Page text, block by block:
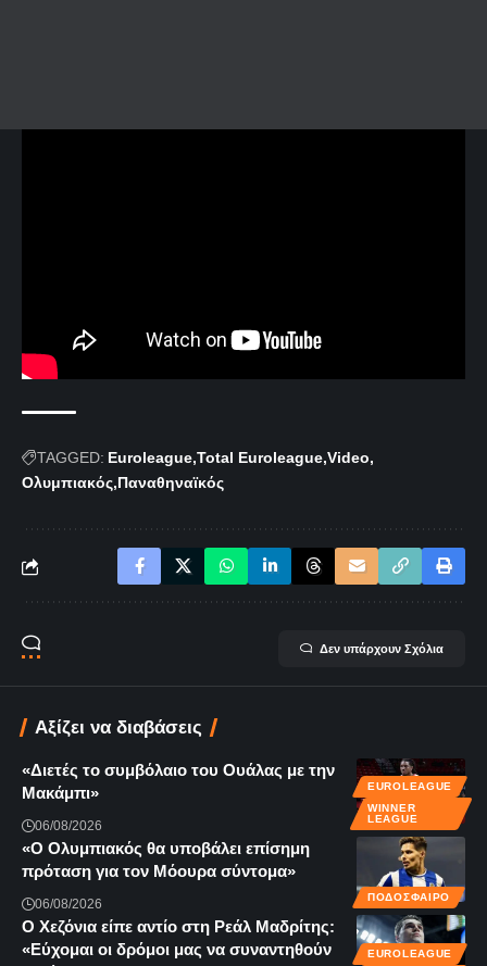
TAGGED: Euroleague Total Euroleague Video
Ολυμπιακός Παναθηναϊκός
Δεν υπάρχουν Σχόλια
Αξίζει να διαβάσεις
EUROLEAGUE
WINNER
LEAGUE
«Διετές το συμβόλαιο του Ουάλας με την
Μακάμπι»
06/08/2026
ΠΟΔΟΣΦΑΙΡΟ
«Ο Ολυμπιακός θα υποβάλει επίσημη
πρόταση για τον Μόουρα σύντομα»
06/08/2026
EUROLEAGUE
Ο Χεζόνια είπε αντίο στη Ρεάλ Μαδρίτης:
«Εύχομαι οι δρόμοι μας να συναντηθούν